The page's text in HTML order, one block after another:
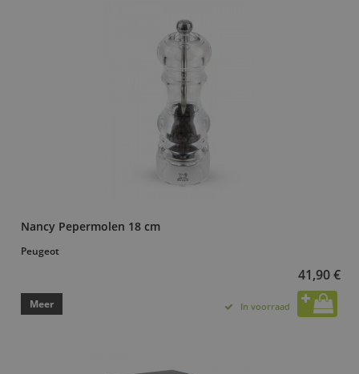
Nancy Pepermolen 18 cm
Peugeot
41,90 €
Meer In voorraad